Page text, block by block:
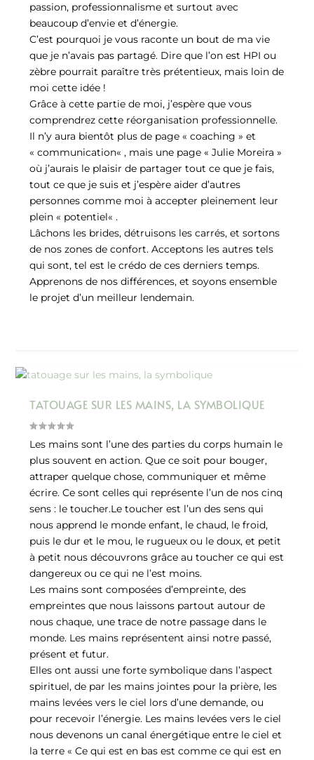
passion, professionnalisme et surtout avec
beaucoup d’envie et d’énergie.
C’est pourquoi je vous raconte un bout de ma vie
que je n’avais pas partagé. Dire que l’on est HPI ou
zèbre pourrait paraître très prétentieux, mais loin de
moi cette idée !
Grâce à cette partie de moi, j’espère que vous
comprendrez cette réorganisation professionnelle.
Il n’y aura bientôt plus de page « coaching » et
« communication« , mais une page « Julie Moreira »
où j’aurais le plaisir de partager tout ce que je fais,
tout ce que je suis et j’espère aider d’autres
personnes comme moi à accepter pleinement leur
plein « potentiel« .
Lâchons les brides, détruisons les carrés, et sortons
de nos zones de confort. Acceptons les autres tels
qui sont, tel est le crédo de ces derniers temps.
Apprenons de nos différences, et soyons ensemble
le projet d’un meilleur lendemain.
TATOUAGE SUR LES MAINS, LA SYMBOLIQUE
Les mains sont l’une des parties du corps humain le
plus souvent en action. Que ce soit pour bouger,
attraper quelque chose, communiquer et même
écrire. Ce sont celles qui représente l’un de nos cinq
sens : le toucher.Le toucher est l’un des sens qui
nous apprend le monde enfant, le chaud, le froid,
puis le dur et le mou, le rugueux ou le doux, et petit
à petit nous découvrons grâce au toucher ce qui est
dangereux ou ce qui ne l’est moins.
Les mains sont composées d’empreinte, des
empreintes que nous laissons partout autour de
nous chaque, une trace de notre passage dans le
monde. Les mains représentent ainsi notre passé,
présent et futur.
Elles ont aussi une forte symbolique dans l’aspect
spirituel, de par les mains jointes pour la prière, les
mains levées vers le ciel lors d’une demande, ou
pour recevoir l’énergie. Les mains levées vers le ciel
nous devenons un canal énergétique entre le ciel et
la terre « Ce qui est en bas est comme ce qui est en